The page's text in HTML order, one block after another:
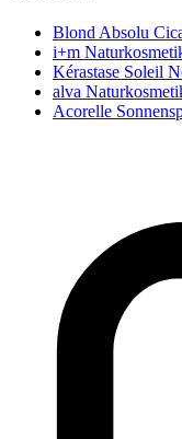
Blond Absolu
i+m
Kérastase Soleil
alva
Acorelle